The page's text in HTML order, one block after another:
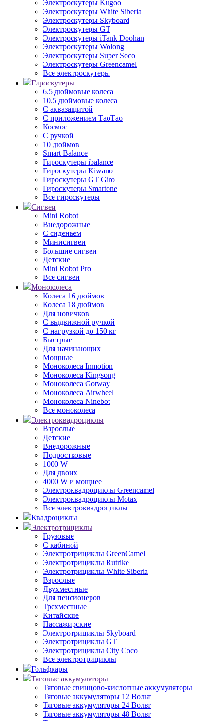
Электроскутеры Kugoo
Электроскутеры White Siberia
Электроскутеры Skyboard
Электроскутеры GT
Электроскутеры iTank Doohan
Электроскутеры Wolong
Электроскутеры Super Soco
Электроскутеры Greencamel
Все электроскутеры
Гироскутеры
6.5 дюймовые колеса
10.5 дюймовые колеса
С аквазащитой
С приложением ТаоТао
Космос
С ручкой
10 дюймов
Smart Balance
Гироскутеры ibalance
Гироскутеры Kiwano
Гироскутеры GT Giro
Гироскутеры Smartone
Все гироскутеры
Сигвеи
Mini Robot
Внедорожные
С сиденьем
Минисигвеи
Большие сигвеи
Детские
Mini Robot Pro
Все сигвеи
Моноколеса
Колеса 16 дюймов
Колеса 18 дюймов
Для новичков
С выдвижной ручкой
С нагрузкой до 150 кг
Быстрые
Для начинающих
Мощные
Моноколеса Inmotion
Моноколеса Kingsong
Моноколеса Gotway
Моноколеса Airwheel
Моноколеса Ninebot
Все моноколеса
Электроквадроциклы
Взрослые
Детские
Внедорожные
Подростковые
1000 W
Для двоих
4000 W и мощнее
Электроквадроциклы Greencamel
Электроквадроциклы Motax
Все электроквадроциклы
Квадроциклы
Электротрициклы
Грузовые
С кабиной
Электротрициклы GreenCamel
Электротрициклы Rutrike
Электротрициклы White Siberia
Взрослые
Двухместные
Для пенсионеров
Трехместные
Китайские
Пассажирские
Электротрициклы Skyboard
Электротрициклы GT
Электротрициклы City Coco
Все электротрициклы
Гольфкары
Тяговые аккумуляторы
Тяговые свинцово-кислотные аккумуляторы
Тяговые аккумуляторы 12 Вольт
Тяговые аккумуляторы 24 Вольт
Тяговые аккумуляторы 48 Вольт